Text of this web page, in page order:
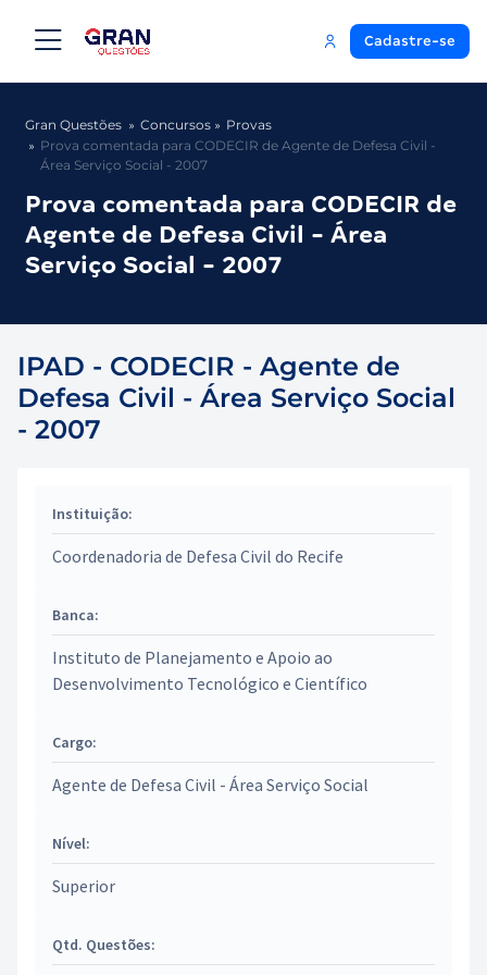
Cadastre-se
Gran Questões Concursos
Provas
Prova comentada para CODECIR de Agente de Defesa Civil -
Área Serviço Social - 2007
Prova comentada para CODECIR de
Agente de Defesa Civil - Área
Serviço Social - 2007
IPAD - CODECIR - Agente de
Defesa Civil - Área Serviço Social
- 2007
Instituição:
Coordenadoria de Defesa Civil do Recife
Banca:
Instituto de Planejamento e Apoio ao
Desenvolvimento Tecnológico e Científico
Cargo:
Agente de Defesa Civil - Área Serviço Social
Nível:
Superior
Qtd. Questões: